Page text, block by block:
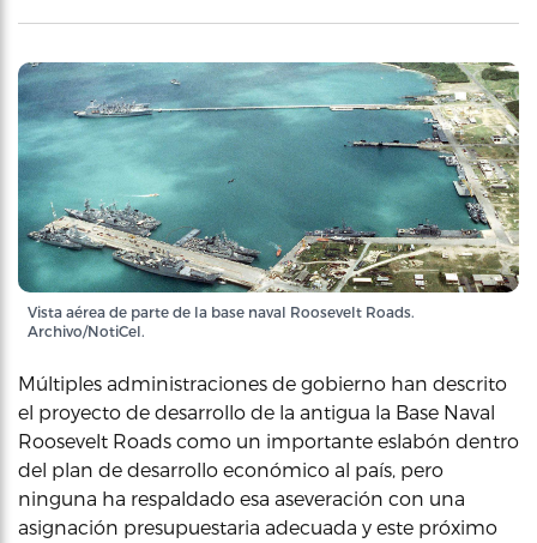
Vista aérea de parte de la base naval Roosevelt Roads.
Archivo/NotiCel.
Múltiples administraciones de gobierno han descrito
el proyecto de desarrollo de la antigua la Base Naval
Roosevelt Roads como un importante eslabón dentro
del plan de desarrollo económico al país, pero
ninguna ha respaldado esa aseveración con una
asignación presupuestaria adecuada y este próximo